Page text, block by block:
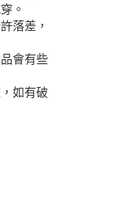
。
落差，
會有些
如有破